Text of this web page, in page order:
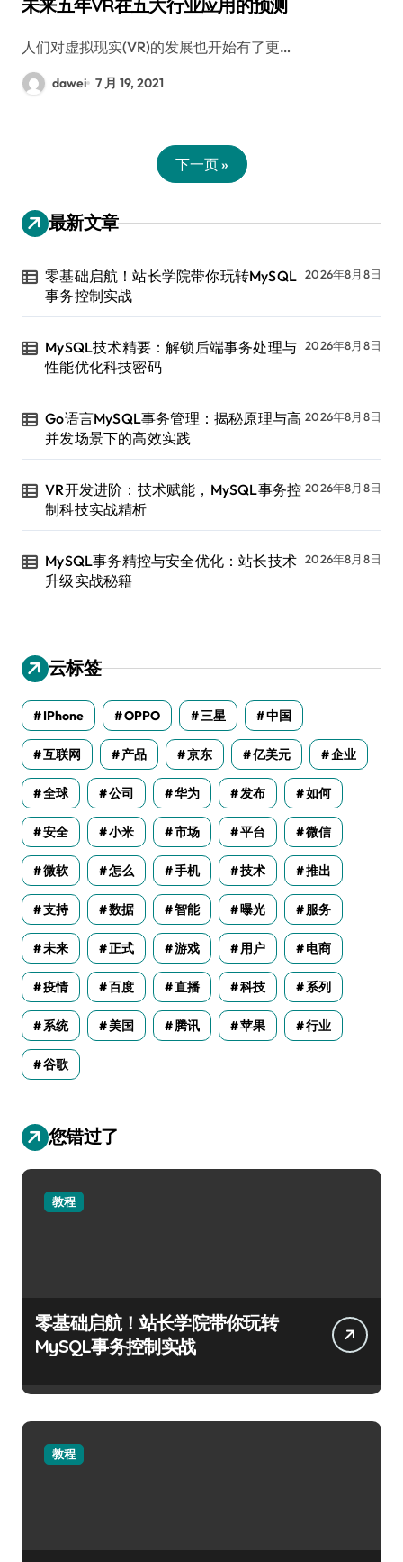
未来五年VR在五大行业应用的预测
人们对虚拟现实(VR)的发展也开始有了更…
dawei 7 月 19, 2021
下一页 »
最新文章
零基础启航！站长学院带你玩转MySQL
事务控制实战
2026年8月8日
MySQL技术精要：解锁后端事务处理与
性能优化科技密码
2026年8月8日
Go语言MySQL事务管理：揭秘原理与高
并发场景下的高效实践
2026年8月8日
VR开发进阶：技术赋能，MySQL事务控
制科技实战精析
2026年8月8日
MySQL事务精控与安全优化：站长技术
升级实战秘籍
2026年8月8日
云标签
IPhone OPPO 三星 中国
互联网 产品 京东 亿美元 企业
全球 公司 华为 发布 如何
安全 小米 市场 平台 微信
微软 怎么 手机 技术 推出
支持 数据 智能 曝光 服务
未来 正式 游戏 用户 电商
疫情 百度 直播 科技 系列
系统 美国 腾讯 苹果 行业
谷歌
您错过了
教程
零基础启航！站长学院带你玩转
MySQL事务控制实战
教程